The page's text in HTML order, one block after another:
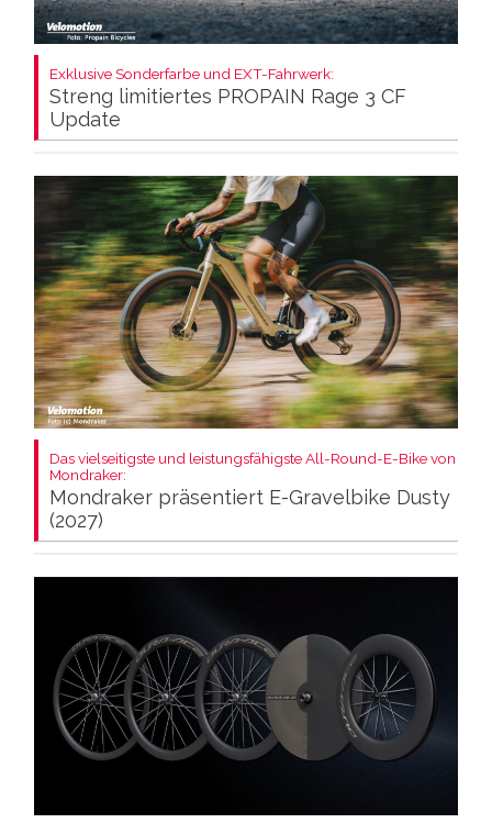
Exklusive Sonderfarbe und EXT-Fahrwerk:
Streng limitiertes PROPAIN Rage 3 CF
Update
Das vielseitigste und leistungsfähigste All-Round-E-Bike von
Mondraker:
Mondraker präsentiert E-Gravelbike Dusty
(2027)